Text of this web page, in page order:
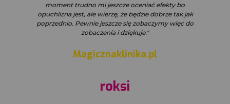
moment trudno mi jeszcze oceniać efekty bo
opuchlizna jest, ale wierzę, że będzie dobrze tak jak
poprzednio. Pewnie jeszcze się zobaczymy więc do
zobaczenia i dziękuje."
Magicznaklinika.pl
roksi